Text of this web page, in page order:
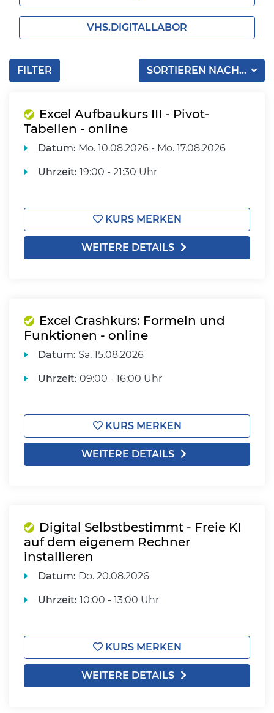
VHS.DIGITALLABOR
SORTIEREN NACH...
FILTER
Excel Aufbaukurs III - Pivot-
Tabellen - online
Datum: Mo. 10.08.2026 - Mo. 17.08.2026
Uhrzeit: 19:00 - 21:30 Uhr
KURS MERKEN
WEITERE DETAILS
Excel Crashkurs: Formeln und
Funktionen - online
Datum: Sa. 15.08.2026
Uhrzeit: 09:00 - 16:00 Uhr
KURS MERKEN
WEITERE DETAILS
Digital Selbstbestimmt - Freie KI
auf dem eigenem Rechner
installieren
Datum: Do. 20.08.2026
Uhrzeit: 10:00 - 13:00 Uhr
KURS MERKEN
WEITERE DETAILS